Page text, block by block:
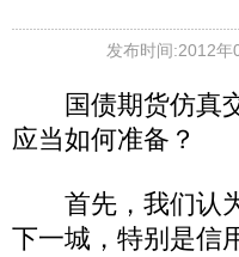
发布时间:2012
国债期货仿真交
应当如何准备？
首先，我们认为
下一城，特别是信